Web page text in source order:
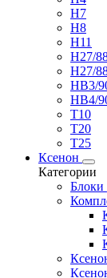
H7
H8
H11
H27/
H27/
HB3/
HB4/
T10
T20
T25
Ксенон
Категории
Блоки